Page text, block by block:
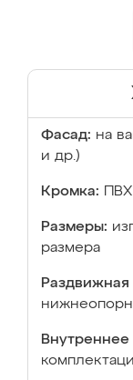
Фасад: на
и др.)
Кромка:
Размеры:
размера
Раздвижная